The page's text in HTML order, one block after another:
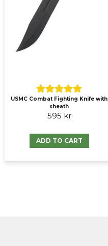
USMC Combat Fighting Knife with
sheath
595 kr
ADD TO CART